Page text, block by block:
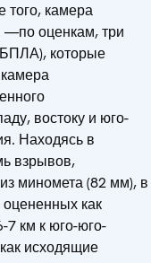
того, камера
—по оценкам, три
которые
востоку и юго-
Находясь в
взрывов,
миномета (82 мм), в
оцененных как
км к юго-юго-
исходящие